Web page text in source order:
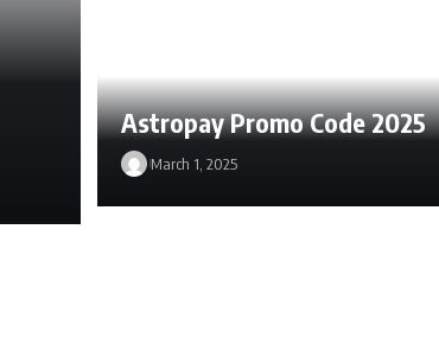
March 1, 2025
Astropay Promo Code 2025
March 1, 2025